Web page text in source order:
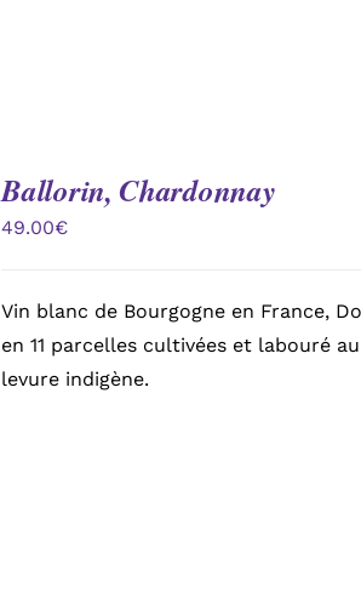
Ballorin, Chardonnay
49.00€
Vin blanc de Bourgogne en France,
en 11 parcelles cultivées et labouré
levure indigène.